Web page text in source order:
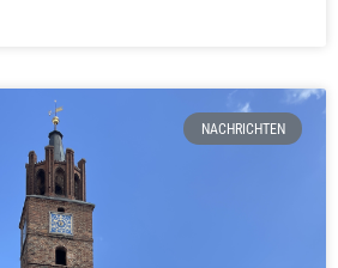
NACHRICHTEN